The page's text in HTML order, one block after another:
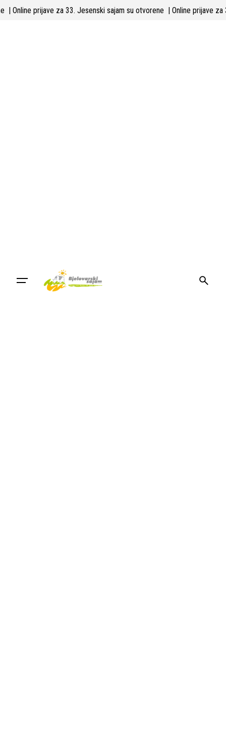
Skip | Online prijave za 33. Jesenski sajam su otvorene | Online